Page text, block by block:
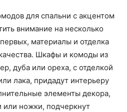
для спальни с акцентом
внимание на несколько
материалы и отделка
Шкафы и комоды из
дуба или ореха, с отделкой
лака, придадут интерьеру
элементы декора,
или ножки, подчеркнут